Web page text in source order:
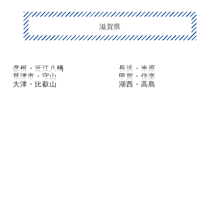
滋賀県
彦根・近江八幡
長浜・米原
草津市・守山
甲賀・信楽
大津・比叡山
湖西・高島